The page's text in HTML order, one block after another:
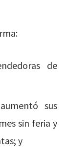
de
sus
sin feria y
y